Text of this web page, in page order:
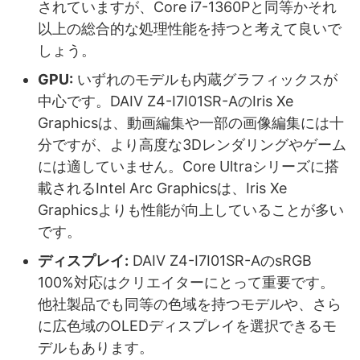
されていますが、Core i7-1360Pと同等かそれ
以上の総合的な処理性能を持つと考えて良いで
しょう。
GPU: いずれのモデルも内蔵グラフィックスが
中心です。DAIV Z4-I7I01SR-AのIris Xe
Graphicsは、動画編集や一部の画像編集には十
分ですが、より高度な3Dレンダリングやゲーム
には適していません。Core Ultraシリーズに搭
載されるIntel Arc Graphicsは、Iris Xe
Graphicsよりも性能が向上していることが多い
です。
ディスプレイ: DAIV Z4-I7I01SR-AのsRGB
100%対応はクリエイターにとって重要です。
他社製品でも同等の色域を持つモデルや、さら
に広色域のOLEDディスプレイを選択できるモ
デルもあります。